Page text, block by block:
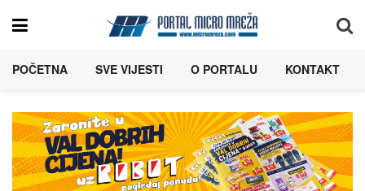
POČETNA SVE VIJESTI O PORTALU KONTAKT